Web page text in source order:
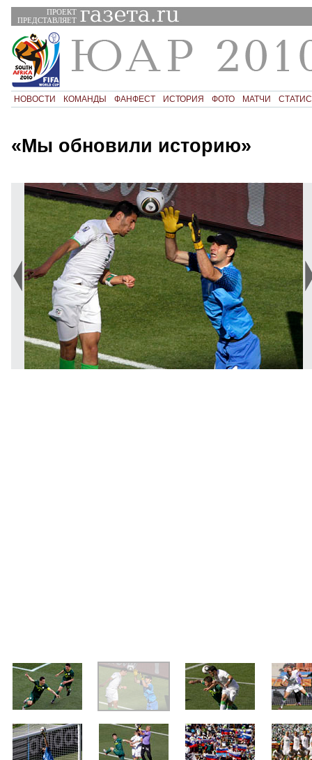
ПРОЕКТ
ПРЕДСТАВЛЯЕТ
НОВОСТИ КОМАНДЫ ФАНФЕСТ ИСТОРИЯ ФОТО МАТЧИ
«Мы обновили историю»